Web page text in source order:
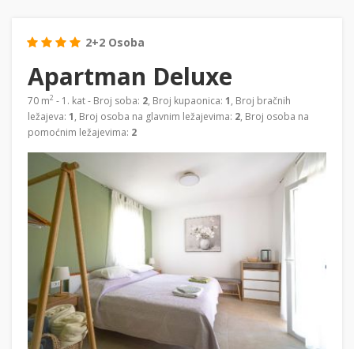
2+2 Osoba
Apartman Deluxe
70 m2 - 1. kat - Broj soba: 2, Broj kupaonica: 1, Broj bračnih
ležajeva: 1, Broj osoba na glavnim ležajevima: 2, Broj osoba na
pomoćnim ležajevima: 2